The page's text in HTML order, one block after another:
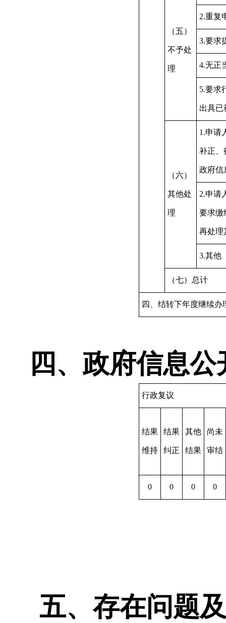
（五）
不予处
理
2.重复
3.要求
4.无正
5.要求
出具已
（六）
其他处
理
1.申请
补正、
政府信
2.申请
要求缴
再处理
3.其他
（七）总计
四、结转下年度继续办
四、政府信息
行政复议
结果
维持
结果
纠正
其他
结果
尚未
审结
0 0 0 0
五、存在问题